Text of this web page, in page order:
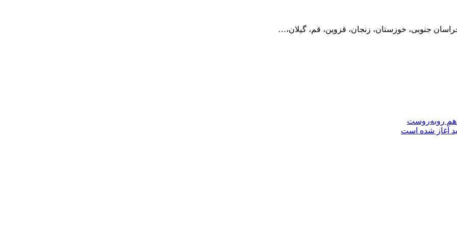
جنوبی، خوزستان، زنجان، قزوین، قم، گیلان،…
هم روبه‌روست
آغاز شده است